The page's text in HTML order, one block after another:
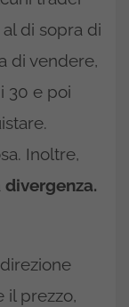
di sopra di
di vendere,
30 e poi
Inoltre,
divergenza.
il prezzo,